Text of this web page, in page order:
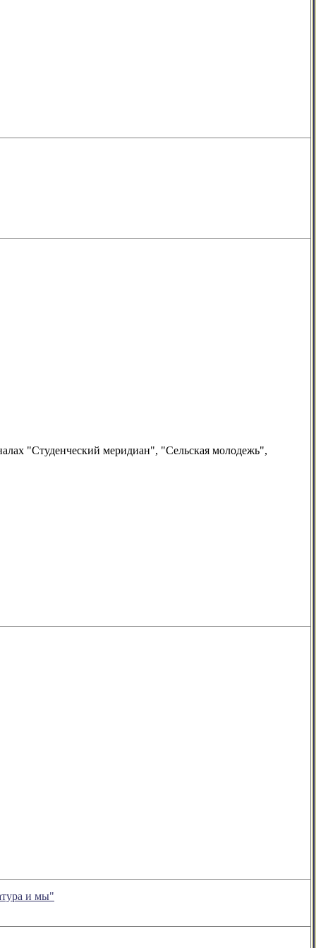
"Студенческий меридиан", "Сельская молодежь",
и мы"